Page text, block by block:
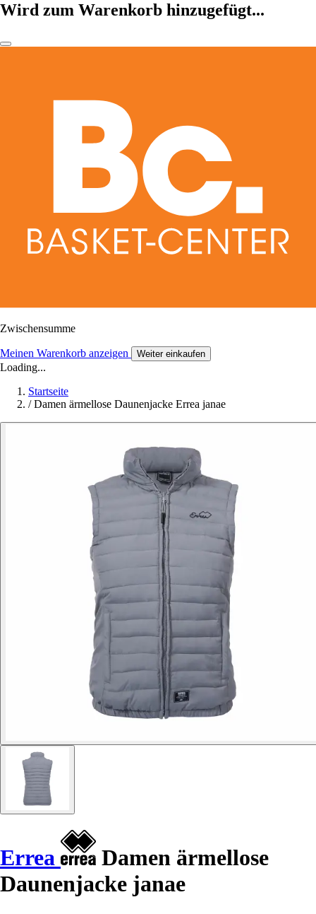
Wird zum Warenkorb hinzugefügt...
Zwischensumme
Meinen Warenkorb anzeigen Weiter einkaufen
Loading...
Startseite
/ Damen ärmellose Daunenjacke Errea janae
Errea
Damen ärmellose
Daunenjacke janae